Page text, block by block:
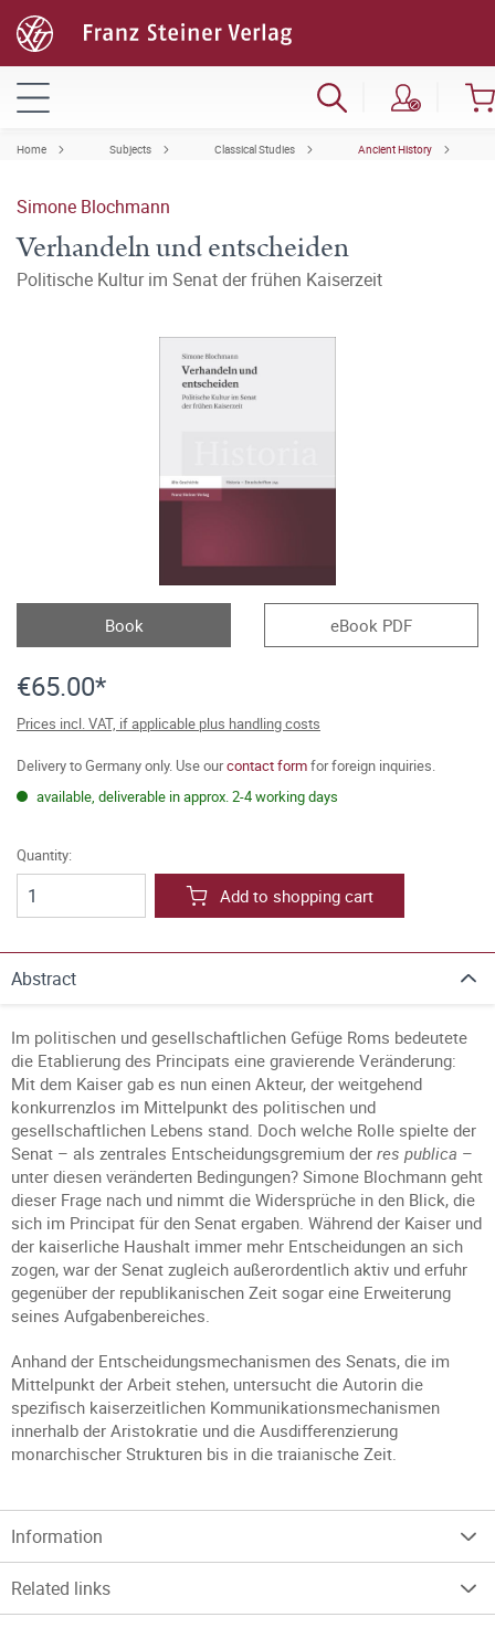
Home Subjects Classical Studies Ancient History
Simone Blochmann
Verhandeln und entscheiden
Politische Kultur im Senat der frühen Kaiserzeit
Book eBook PDF
€65.00*
Prices incl. VAT, if applicable plus handling costs
Delivery to Germany only. Use ourcontact formfor foreign inquiries.
available, deliverable in approx. 2-4 working days
Quantity:
Add to shopping cart
Abstract
Im politischen und gesellschaftlichen Gefüge Roms bedeutete
die Etablierung des Principats eine gravierende Veränderung:
Mit dem Kaiser gab es nun einen Akteur, der weitgehend
konkurrenzlos im Mittelpunkt des politischen und
gesellschaftlichen Lebens stand. Doch welche Rolle spielte der
Senat – als zentrales Entscheidungsgremium der res publica –
unter diesen veränderten Bedingungen? Simone Blochmann geht
dieser Frage nach und nimmt die Widersprüche in den Blick, die
sich im Principat für den Senat ergaben. Während der Kaiser und
der kaiserliche Haushalt immer mehr Entscheidungen an sich
zogen, war der Senat zugleich außerordentlich aktiv und erfuhr
gegenüber der republikanischen Zeit sogar eine Erweiterung
seines Aufgabenbereiches.
Anhand der Entscheidungsmechanismen des Senats, die im
Mittelpunkt der Arbeit stehen, untersucht die Autorin die
spezifisch kaiserzeitlichen Kommunikationsmechanismen
innerhalb der Aristokratie und die Ausdifferenzierung
monarchischer Strukturen bis in die traianische Zeit.
Information
Related links